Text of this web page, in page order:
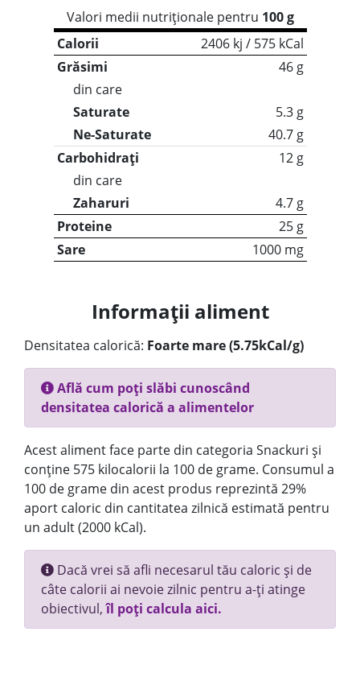
Valori medii nutriționale pentru 100 g
Calorii
2406 kj / 575 kCal
Grăsimi
46 g
din care
Saturate
5.3 g
Ne-Saturate
40.7 g
Carbohidrați
12 g
din care
Zaharuri
4.7 g
Proteine
25 g
Sare
1000 mg
Informații aliment
Densitatea calorică: Foarte mare (5.75kCal/g)
Află cum poți slăbi cunoscând
densitatea calorică a alimentelor
Acest aliment face parte din categoria Snackuri și
conține 575 kilocalorii la 100 de grame. Consumul a
100 de grame din acest produs reprezintă 29%
aport caloric din cantitatea zilnică estimată pentru
un adult (2000 kCal).
Dacă vrei să afli necesarul tău caloric și de
câte calorii ai nevoie zilnic pentru a-ți atinge
obiectivul,îl poți calcula aici.